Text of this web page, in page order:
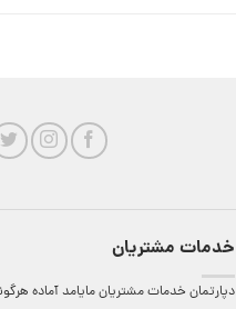
خدمات مشتریان
دپارتمان خدمات مشتریان مایامد آماده